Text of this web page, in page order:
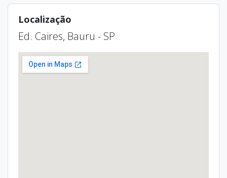
Localização
Ed. Caires, Bauru - SP